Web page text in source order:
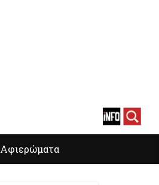
Αφιερώματα